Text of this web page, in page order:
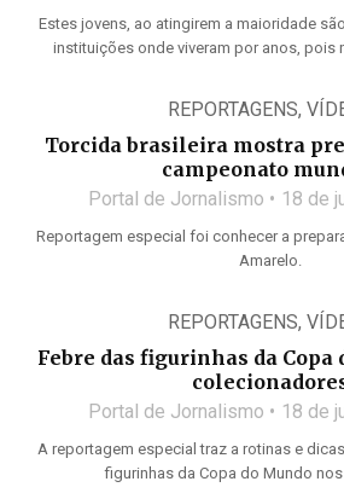
Estes jovens, ao atingirem a maioridade
instituições onde viveram por anos, pois
REPORTAGENS,
Torcida brasileira mostra
campeonato
Portal de Jornalismo 18 de
Reportagem especial foi conhecer a
Amarelo.
REPORTAGENS,
Febre das figurinhas da Copa
Portal de Jornalismo 18 de
A reportagem especial traz a rotinas e
figurinhas da Copa do Mundo